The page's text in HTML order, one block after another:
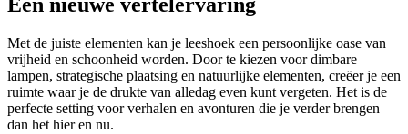
Met de juiste elementen kan je leeshoek een persoonlijke oase van
vrijheid en schoonheid worden. Door te kiezen voor dimbare
lampen, strategische plaatsing en natuurlijke elementen, creëer je een
ruimte waar je de drukte van alledag even kunt vergeten. Het is de
perfecte setting voor verhalen en avonturen die je verder brengen
dan het hier en nu.